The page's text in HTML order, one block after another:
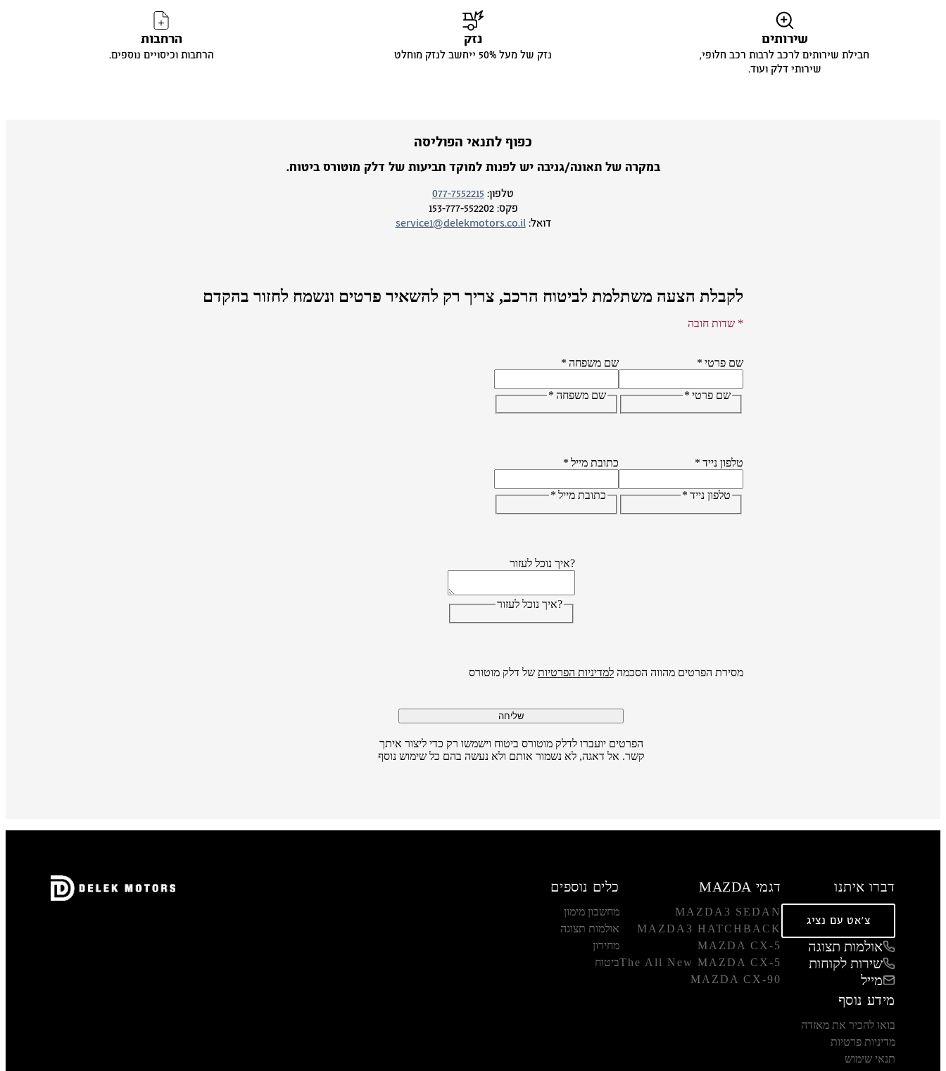
שירותים
חבילת שירותים לרכב לרבות רכב חלופי,
שירותי דלק ועוד.
נזק
נזק של מעל 50% ייחשב לנזק מוחלט
הרחבות
הרחבות וכיסויים נוספים.
כפוף לתנאי הפוליסה
במקרה של תאונה/גניבה יש לפנות למוקד תביעות של דלק מוטורס ביטוח.
טלפון: 077-7552215
פקס: 153-777-552202
דואל: service1@delekmotors.co.il
לקבלת הצעה משתלמת לביטוח הרכב, צריך רק להשאיר פרטים ונשמח לחזור בהקדם
* שדות חובה
שם פרטי *
שם פרטי *
שם משפחה *
שם משפחה *
טלפון נייד *
טלפון נייד *
כתובת מייל *
כתובת מייל *
?איך נוכל לעזור
?איך נוכל לעזור
מסירת הפרטים מהווה הסכמה למדיניות הפרטיות של דלק מוטורס
שליחה
הפרטים יועברו לדלק מוטורס ביטוח וישמשו רק כדי ליצור איתך
קשר. אל דאגה, לא נשמור אותם ולא נעשה בהם כל שימוש נוסף
דברו איתנו
צ'אט עם נציג
אולמות תצוגה
שירות לקוחות
מייל
דגמי MAZDA
MAZDA3 SEDAN
MAZDA3 HATCHBACK
MAZDA CX-5
The All New MAZDA CX-5
MAZDA CX-90
כלים נוספים
מחשבון מימון
אולמות תצוגה
מחירון
ביטוח
מידע נוסף
בואו להכיר את מאזדה
מדיניות פרטיות
תנאי שימוש